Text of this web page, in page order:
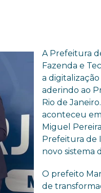
A Prefeitura
Fazenda e
a
aderindo ao
Rio de
aconteceu
Miguel
Prefeitura de
novo sistema
O prefeito
de